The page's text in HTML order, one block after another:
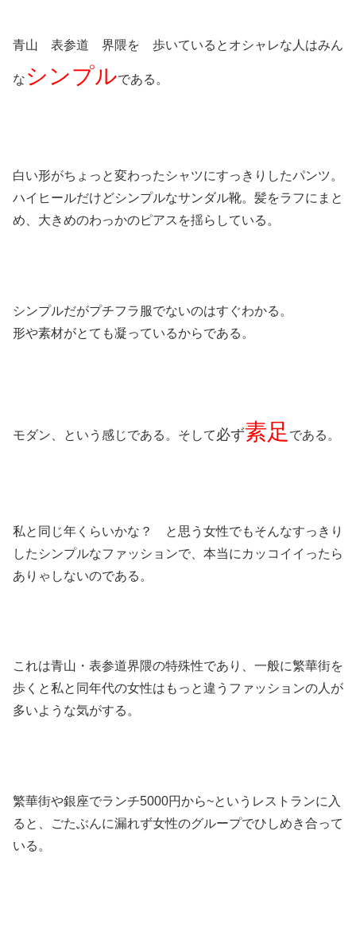
青山 表参道 界隈を 歩いているとオシャレな人はみん
な シンプルである。
白い形がちょっと変わったシャツにすっきりしたパンツ。
ハイヒールだけどシンプルなサンダル靴。髪をラフにまと
め、大きめのわっかのピアスを揺らしている。
シンプルだがプチフラ服でないのはすぐわかる。
形や素材がとても凝っているからである。
モダン、という感じである。そして必ず素足 である。
私と同じ年くらいかな？ と思う女性でもそんなすっきり
したシンプルなファッションで、本当にカッコイイったら
ありゃしないのである。
これは青山・表参道界隈の特殊性であり、一般に繁華街を
歩くと私と同年代の女性はもっと違うファッションの人が
多いような気がする。
繁華街や銀座でランチ5000円から~というレストランに入
ると、ごたぶんに漏れず女性のグループでひしめき合って
いる。